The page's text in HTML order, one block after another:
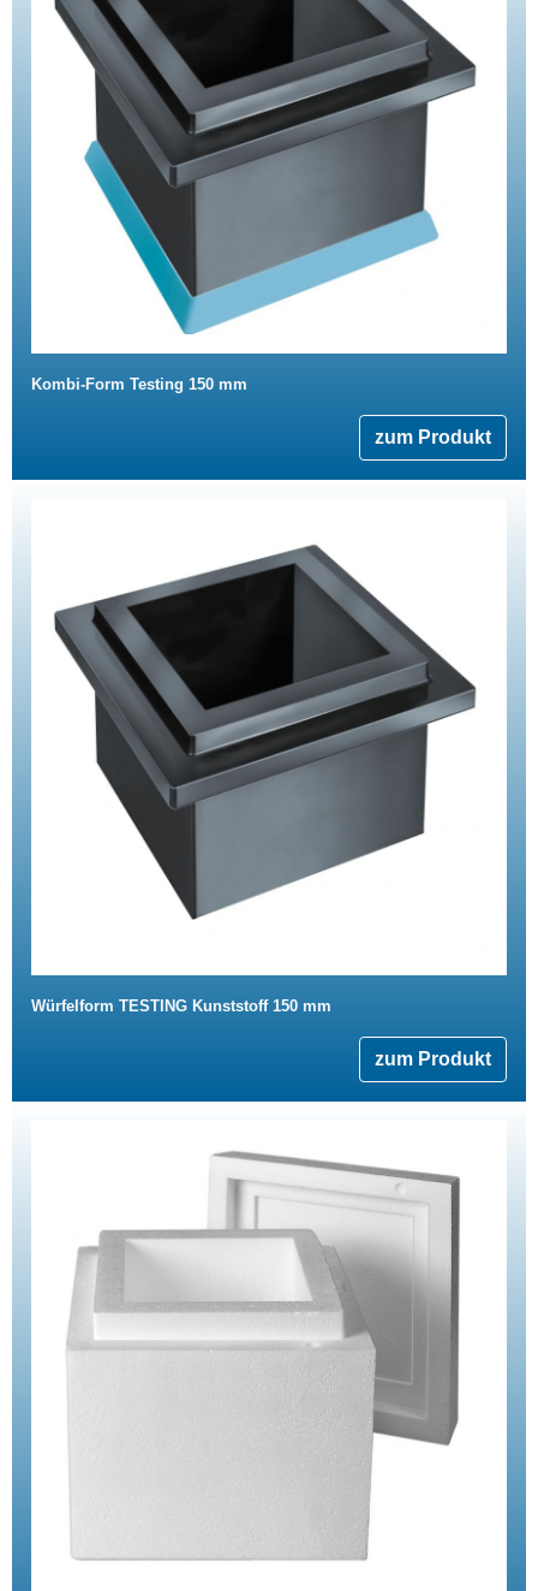
Kombi-Form Testing 150 mm
zum Produkt
Würfelform TESTING Kunststoff 150 mm
zum Produkt